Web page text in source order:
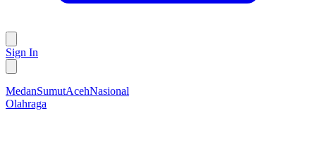
Sign In
MedanSumutAcehNasional
Olahraga